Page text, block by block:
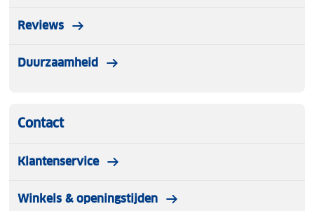
Reviews
Duurzaamheid
Contact
Klantenservice
Winkels & openingstijden